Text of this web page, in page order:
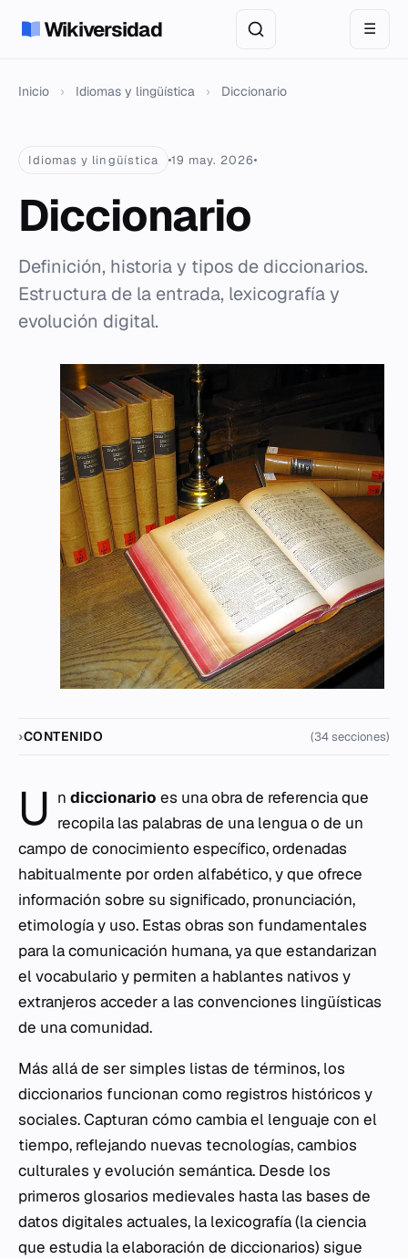
Wikiversidad ☰
Inicio › Idiomas y lingüística › Diccionario
Idiomas y lingüística 19 may. 2026
Diccionario
Definición, historia y tipos de diccionarios.
Estructura de la entrada, lexicografía y
evolución digital.
CONTENIDO (34 secciones)
U n diccionario es una obra de referencia que
recopila las palabras de una lengua o de un
campo de conocimiento específico, ordenadas
habitualmente por orden alfabético, y que ofrece
información sobre su significado, pronunciación,
etimología y uso. Estas obras son fundamentales
para la comunicación humana, ya que estandarizan
el vocabulario y permiten a hablantes nativos y
extranjeros acceder a las convenciones lingüísticas
de una comunidad.
Más allá de ser simples listas de términos, los
diccionarios funcionan como registros históricos y
sociales. Capturan cómo cambia el lenguaje con el
tiempo, reflejando nuevas tecnologías, cambios
culturales y evolución semántica. Desde los
primeros glosarios medievales hasta las bases de
datos digitales actuales, la lexicografía (la ciencia
que estudia la elaboración de diccionarios) sigue